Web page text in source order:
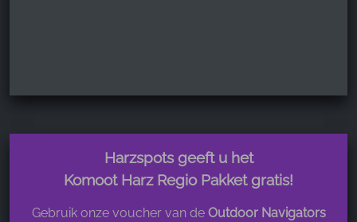
Harzspots geeft u het
Komoot Harz Regio Pakket gratis!
Gebruik onze voucher van de Outdoor Navigators